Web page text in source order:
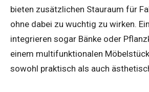
bieten zusätzlichen Stauraum für
ohne dabei zu wuchtig zu wirken.
integrieren sogar Bänke oder
einem multifunktionalen
sowohl praktisch als auch